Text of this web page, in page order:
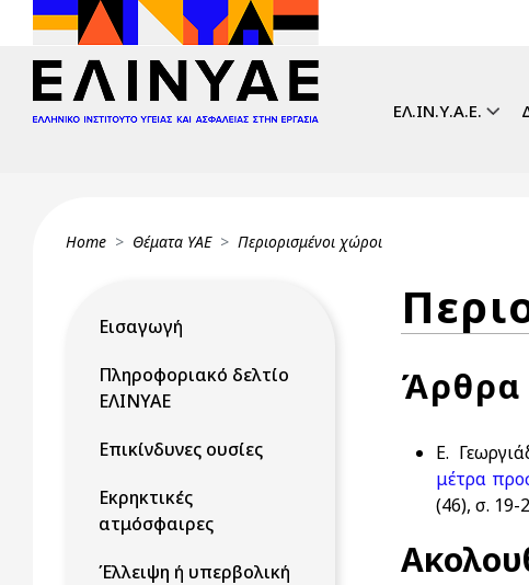
Skip to main content
ΕΛ.ΙΝ.Υ.Α.Ε.
Breadcrumb
Home Θέματα ΥΑΕ Περιορισμένοι χώροι
Εισαγωγή
Πληροφοριακό δελτίο
ΕΛΙΝΥΑΕ
Επικίνδυνες ουσίες
Εκρηκτικές
ατμόσφαιρες
Έλλειψη ή υπερβολική
Άρθρα
Ε.
μέτρα
(46), σ. 19-